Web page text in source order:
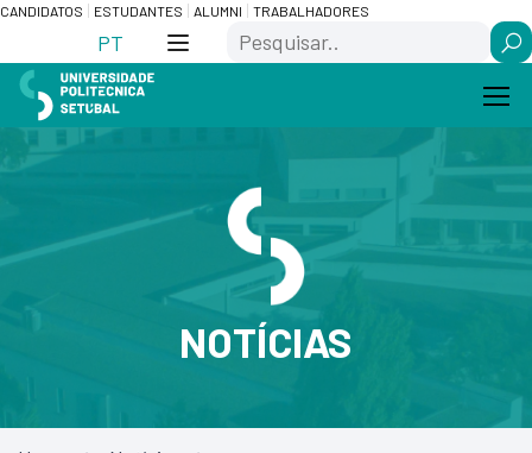
Skip
Content
Saltar
navegação
CANDIDATOS ESTUDANTES ALUMNI TRABALHADORES
PT Search
NOTÍCIAS